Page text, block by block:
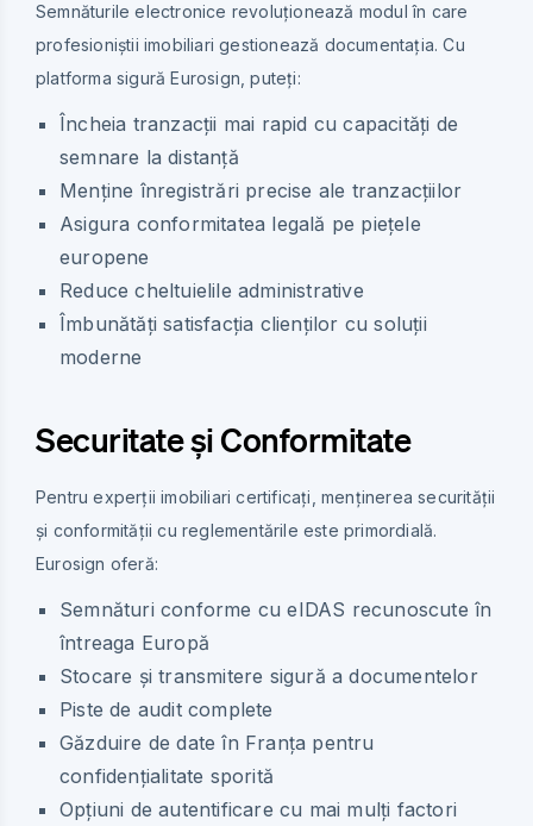
Semnăturile electronice revoluționează modul în care
profesioniștii imobiliari gestionează documentația. Cu
platforma sigură Eurosign, puteți:
Încheia tranzacții mai rapid cu capacități de
semnare la distanță
Menține înregistrări precise ale tranzacțiilor
Asigura conformitatea legală pe piețele
europene
Reduce cheltuielile administrative
Îmbunătăți satisfacția clienților cu soluții
moderne
Securitate și Conformitate
Pentru experții imobiliari certificați, menținerea securității
și conformității cu reglementările este primordială.
Eurosign oferă:
Semnături conforme cu eIDAS recunoscute în
întreaga Europă
Stocare și transmitere sigură a documentelor
Piste de audit complete
Găzduire de date în Franța pentru
confidențialitate sporită
Opțiuni de autentificare cu mai mulți factori